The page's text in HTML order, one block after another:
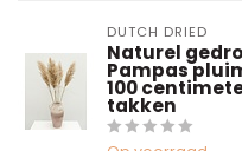
DUTCH DRIED
Naturel
Pampas
100
takken